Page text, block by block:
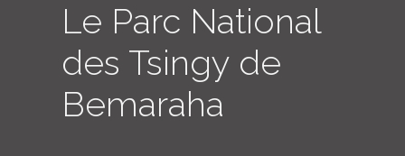
LOGIN
ENGLISH
Le Parc National
des Tsingy de
Bemaraha